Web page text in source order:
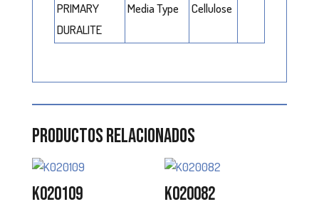
PRIMARY
DURALITE
Media Type Cellulose
Productos relacionados
K020109 K020082